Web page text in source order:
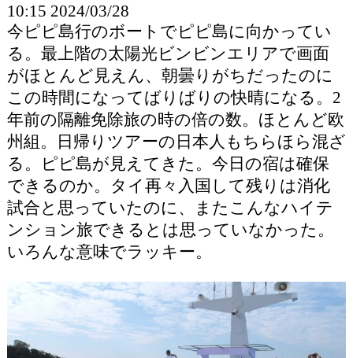
10:15 2024/03/28
今ピピ島行のボートでピピ島に向かってい
る。最上階の太陽光ビンビンエリアで画面
がほとんど見えん、朝曇りがちだったのに
この時間になってばりばりの快晴になる。2
年前の隔離免除旅の時の倍の数。ほとんど欧
州組。日帰りツアーの日本人もちらほら混ざ
る。ピピ島が見えてきた。今日の宿は確保
できるのか。タイ再々入国して残りは消化
試合と思っていたのに、またこんなハイテ
ンション旅できるとは思っていなかった。
いろんな意味でラッキー。